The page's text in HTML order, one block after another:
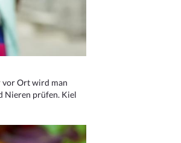
vor Ort wird man
Nieren prüfen. Kiel